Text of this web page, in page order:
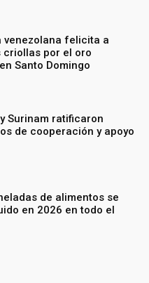
venezolana felicita a
criollas por el oro
Santo Domingo
Surinam ratificaron
de cooperación y apoyo
de alimentos se
en 2026 en todo el